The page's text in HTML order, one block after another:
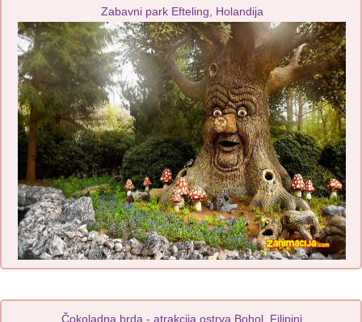
Zabavni park Efteling, Holandija
Čokoladna brda - atrakcija ostrva Bohol, Filipini